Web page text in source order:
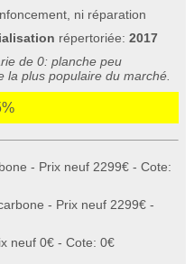
ni réparation
répertoriée:2017
de 0: planche peu
la plus populaire du marché.
- Prix neuf 2299€ - Cote:
- Prix neuf 2299€ -
neuf 0€ - Cote: 0€